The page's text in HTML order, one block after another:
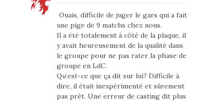
Ouais, difficile de juger le gars qui a fait
une pige de 9 matchs chez nous.
Il a été totalement à côté de la plaque, il
y avait heureusement de la qualité dans
le groupe pour ne pas rater la phase de
groupe en LdC.
Qu’est-ce que ça dit sur lui? Difficile à
dire, il était inexpérimenté et sûrement
pas prêt. Une erreur de casting dit plus